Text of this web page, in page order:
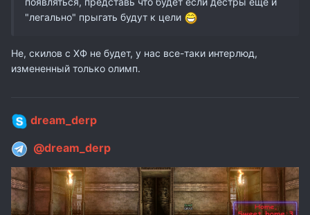
"легально" прыгать будут к цели
Не, скилов с ХФ не будет, у нас все-таки интерлюд,
измененный только олимп.
dream_derp
@dream_derp